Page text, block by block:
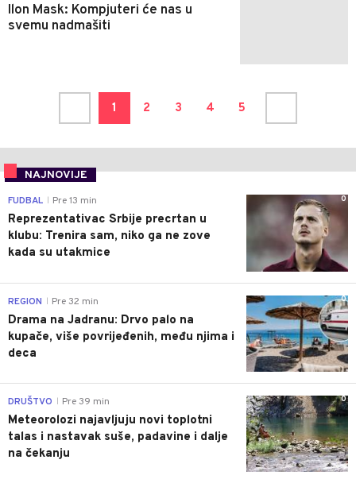
Ilon Mask: Kompjuteri će nas u
svemu nadmašiti
1 2 3 4 5
NAJNOVIJE
0
FUDBAL Pre 13 min
Reprezentativac Srbije precrtan u
klubu: Trenira sam, niko ga ne zove
kada su utakmice
0
REGION Pre 32 min
Drama na Jadranu: Drvo palo na
kupače, više povrijeđenih, među njima i
deca
0
DRUŠTVO Pre 39 min
Meteorolozi najavljuju novi toplotni
talas i nastavak suše, padavine i dalje
na čekanju